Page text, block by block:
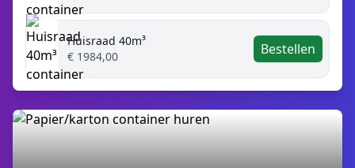
Huisraad 40m³
€ 1984,00
Bestellen